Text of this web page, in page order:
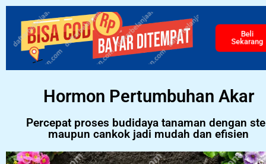
Beli
Sekarang
Hormon Pertumbuhan Akar
Percepat proses budidaya tanaman dengan
maupun cankok jadi mudah dan efisien